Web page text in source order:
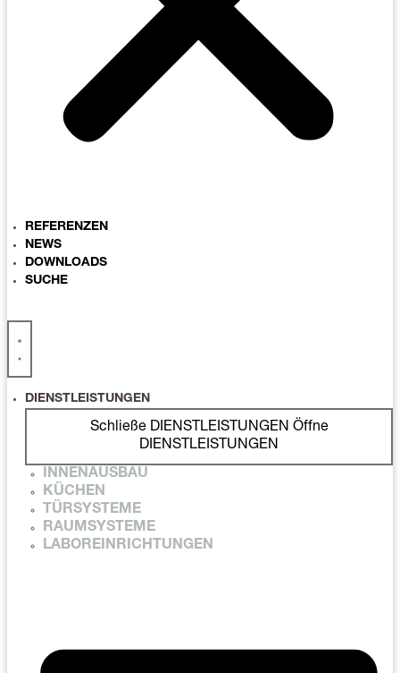
REFERENZEN
NEWS
DOWNLOADS
SUCHE
DIENSTLEISTUNGEN
Schließe DIENSTLEISTUNGEN Öffne
DIENSTLEISTUNGEN
INNENAUSBAU
KÜCHEN
TÜRSYSTEME
RAUMSYSTEME
LABOREINRICHTUNGEN